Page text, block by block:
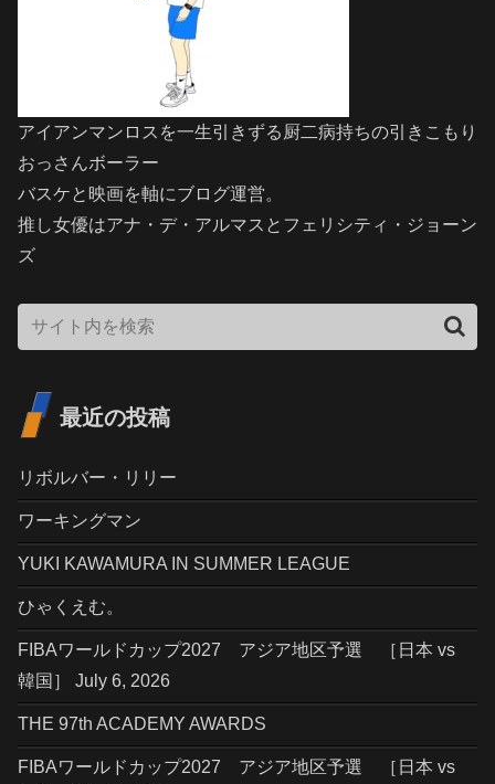
アイアンマンロスを一生引きずる厨二病持ちの引きこもり
おっさんボーラー
バスケと映画を軸にブログ運営。
推し女優はアナ・デ・アルマスとフェリシティ・ジョーン
ズ
最近の投稿
リボルバー・リリー
ワーキングマン
YUKI KAWAMURA IN SUMMER LEAGUE
ひゃくえむ。
FIBAワールドカップ2027 アジア地区予選 ［日本 vs
韓国］ July 6, 2026
THE 97th ACADEMY AWARDS
FIBAワールドカップ2027 アジア地区予選 ［日本 vs